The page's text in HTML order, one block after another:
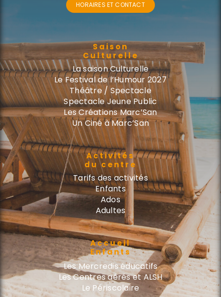
HORAIRES ET CONTACT
Saison
Culturelle
La saison Culturelle
Le Festival de l’Humour 2027
Théâtre / Spectacle
Spectacle Jeune Public
Les Créations Marc’San
Un Ciné à Marc’San
Activités
du centre
Tarifs des activités
Enfants
Ados
Adultes
Accueil
Enfants
Les Mercredis éducatifs
Les Centres aérés et ALSH
Le Périscolaire